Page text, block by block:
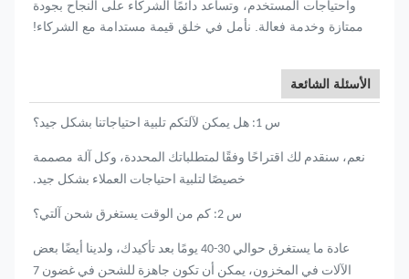
واحتياجات المستخدم، وتساعد دائمًا الشركاء على النجاح بجودة
ممتازة وخدمة فعالة. نأمل في خلق قيمة مستدامة مع الشركاء!
الأسئلة الشائعة
نعم، سنقدم لك اقتراحًا وفقًا لمتطلباتك المحددة، وكل آلة مصممة
خصيصًا لتلبية احتياجات العملاء بشكل جيد.
عادة ما يستغرق حوالي 30-40 يومًا بعد تأكيدك، ولدينا أيضًا بعض
الآلات في المخزون، يمكن أن تكون جاهزة للشحن في غضون 7